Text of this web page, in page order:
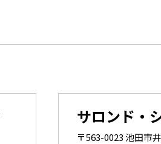
サロンド・
〒563-0023 池田市